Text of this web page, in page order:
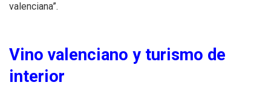
valenciana”.
Vino valenciano y turismo de
interior